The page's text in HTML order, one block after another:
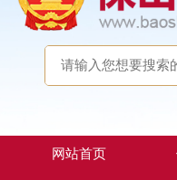
网站首页